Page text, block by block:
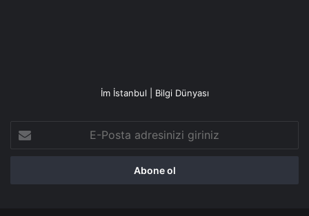
İm İstanbul | Bilgi Dünyası
Posta
adresinizi